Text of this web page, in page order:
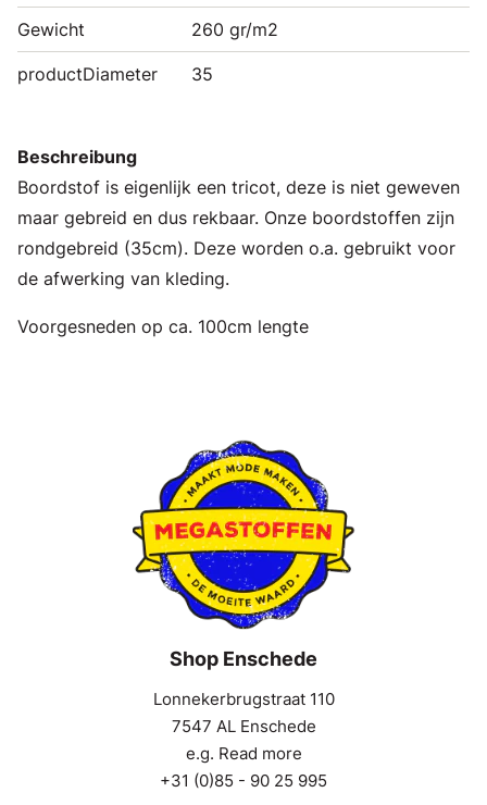
Gewicht 260 gr/m2
productDiameter 35
Beschreibung
Boordstof is eigenlijk een tricot, deze is niet geweven
maar gebreid en dus rekbaar. Onze boordstoffen zijn
rondgebreid (35cm). Deze worden o.a. gebruikt voor
de afwerking van kleding.
Voorgesneden op ca. 100cm lengte
Shop Enschede
Lonnekerbrugstraat 110
7547 AL Enschede
e.g. Read more
+31 (0)85 - 90 25 995